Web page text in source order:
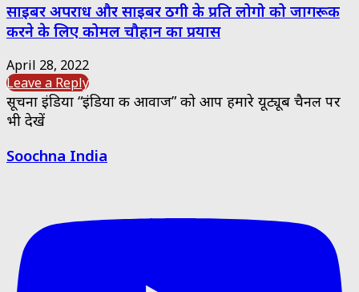
साइबर अपराध और साइबर ठगी के प्रति लोगो को जागरूक
करने के लिए कोमल चौहान का प्रयास
April 28, 2022
Leave a Reply
सूचना इंडिया “इंडिया की आवाज” को आप हमारे यूट्यूब चैनल पर
भी देखें
Soochna India